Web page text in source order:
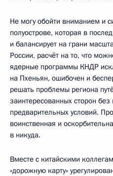
Не могу обойти вниманием и
полуострове, которая в
и балансирует на грани
России, расчёт на то, что
ядерные программы КНДР
на Пхеньян, ошибочен и
решать проблемы региона
заинтересованных сторон
предварительных условий.
воинственная и
в никуда.
Вместе с китайскими
«дорожную карту»